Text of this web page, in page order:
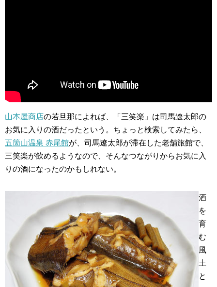
山本屋商店の若旦那によれば、「三笑楽」は司馬遼太郎の
お気に入りの酒だったという。ちょっと検索してみたら、
五箇山温泉 赤尾館が、司馬遼太郎が滞在した老舗旅館で、
三笑楽が飲めるようなので、そんなつながりからお気に入
りの酒になったのかもしれない。
酒
を
育
む
風
土
と